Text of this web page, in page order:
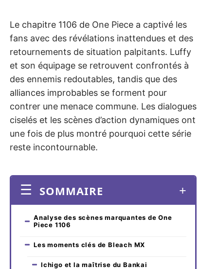
Le chapitre 1106 de One Piece a captivé les
fans avec des révélations inattendues et des
retournements de situation palpitants. Luffy
et son équipage se retrouvent confrontés à
des ennemis redoutables, tandis que des
alliances improbables se forment pour
contrer une menace commune. Les dialogues
ciselés et les scènes d’action dynamiques ont
une fois de plus montré pourquoi cette série
reste incontournable.
SOMMAIRE
Analyse des scènes marquantes de One
Piece 1106
Les moments clés de Bleach MX
Ichigo et la maîtrise du Bankai